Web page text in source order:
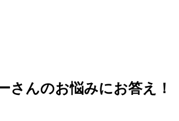
さんのお悩みにお答え！